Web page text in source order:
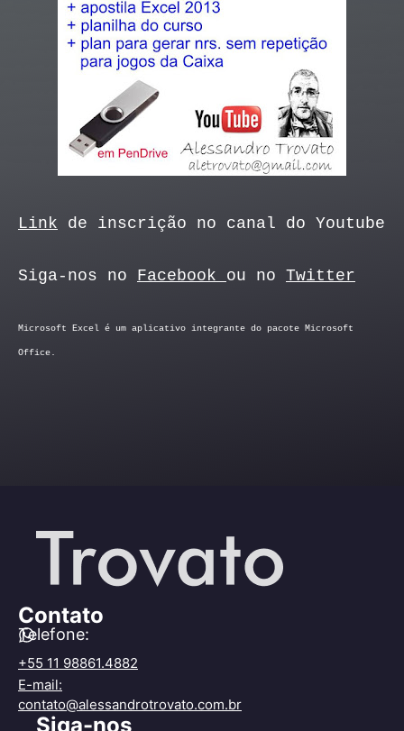
Link de inscrição no canal do Youtube
Siga-nos no Facebook ou no Twitter
Microsoft Excel é um aplicativo integrante do pacote Microsoft
Office.
Contato
Telefone:
+55 11 98861.4882
E-mail:
contato@alessandrotrovato.com.br
Siga-nos